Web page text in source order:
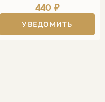
440 ₽
УВЕДОМИТЬ